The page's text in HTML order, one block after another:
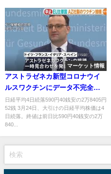
マーケット情報
アストラゼネカ新型コロナウイ
ルスワクチンにデータ不完全だ
った可能性
日経平均4日続落590円40銭安の2万8405円
52銭 3月24日、大引けの日経平均株価は4
日続落。終値は前日比590円40銭安の2万
840...